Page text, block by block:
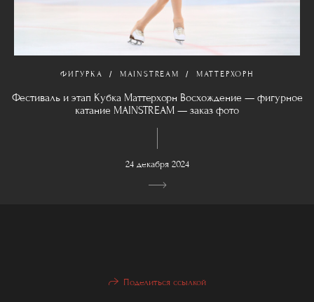
ФИГУРКА MAINSTREAM МАТТЕРХОРН
Фестиваль и этап Кубка Маттерхорн Восхождение — фигурное
катание MAINSTREAM — заказ фото
24 декабря 2024
Поделиться ссылкой